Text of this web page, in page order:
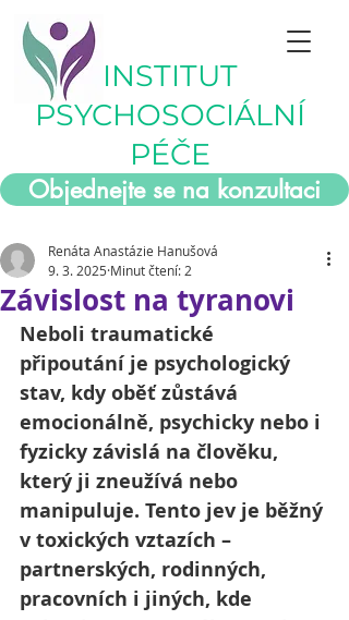
INSTITUT
PSYCHOSOCIÁLNÍ
PÉČE
Objednejte se na konzultaci
Závislost na tyranovi
Renáta Anastázie Hanušová
9. 3. 2025 Minut čtení: 2
Neboli traumatické
připoutání je psychologický
stav, kdy oběť zůstává
emocionálně, psychicky nebo i
fyzicky závislá na člověku,
který ji zneužívá nebo
manipuluje. Tento jev je běžný
v toxických vztazích –
partnerských, rodinných,
pracovních i jiných, kde